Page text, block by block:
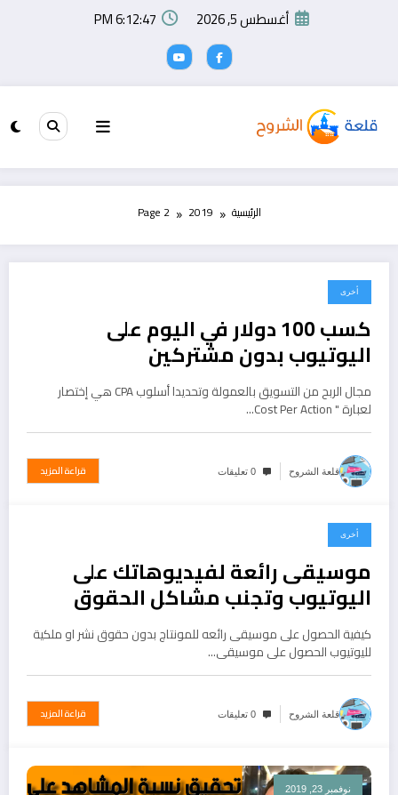
أغسطس 5, 2026 6:12:47 PM
الرئيسية 2019
Page 2
نوفمبر 28, 2019
أخرى
كسب 100 دولار في اليوم على
اليوتيوب بدون مشتركين
مجال الربح من التسويق بالعمولة وتحديدا أسلوب CPA هي إختصار
لعبارة " Cost Per Action…
قلعة الشروح 0 تعليقات قراءة المزيد
نوفمبر 26, 2019
أخرى
موسيقى رائعة لفيديوهاتك على
اليوتيوب وتجنب مشاكل الحقوق
كيفية الحصول على موسيقى رائعه للمونتاج بدون حقوق نشر او ملكية
لليوتيوب الحصول على موسيقى…
قلعة الشروح 0 تعليقات قراءة المزيد
نوفمبر 23, 2019